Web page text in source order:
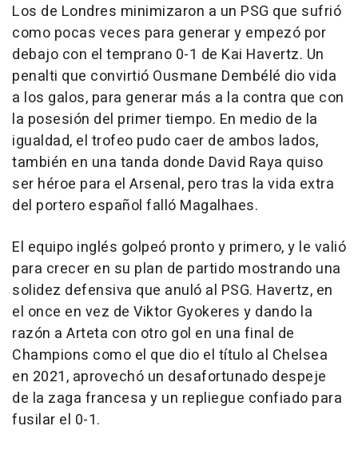
Los de Londres minimizaron a un PSG que sufrió
como pocas veces para generar y empezó por
debajo con el temprano 0-1 de Kai Havertz. Un
penalti que convirtió Ousmane Dembélé dio vida
a los galos, para generar más a la contra que con
la posesión del primer tiempo. En medio de la
igualdad, el trofeo pudo caer de ambos lados,
también en una tanda donde David Raya quiso
ser héroe para el Arsenal, pero tras la vida extra
del portero español falló Magalhaes.
El equipo inglés golpeó pronto y primero, y le valió
para crecer en su plan de partido mostrando una
solidez defensiva que anuló al PSG. Havertz, en
el once en vez de Viktor Gyokeres y dando la
razón a Arteta con otro gol en una final de
Champions como el que dio el título al Chelsea
en 2021, aprovechó un desafortunado despeje
de la zaga francesa y un repliegue confiado para
fusilar el 0-1.